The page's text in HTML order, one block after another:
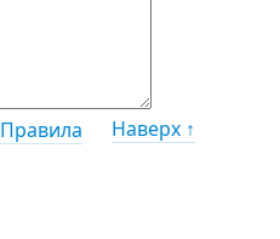
Правила Наверх ↑